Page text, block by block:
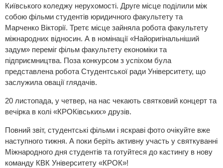
Київського коледжу нерухомості. Друге місце поділили між
собою фільми студентів юридичного факультету та
Марченко Вікторії. Третє місце зайняла робота факультету
міжнародних відносин. А в номінації «Найоригінальніший
задум» переміг фільм факультету економіки та
підприємництва. Поза конкурсом з успіхом була
представлена робота Студентської ради Університету, що
заслужила овації глядачів.
20 листопада, у четвер, на нас чекають святковий концерт та
вечірка в колі «КРОКівських» друзів.
Повний звіт, студентські фільми і яскраві фото очікуйте вже
наступного тижня. А поки беріть активну участь у святкуванні
Міжнародного дня студентів та готуйтеся до кастингу в нову
команду КВК Університету «КРОК»!